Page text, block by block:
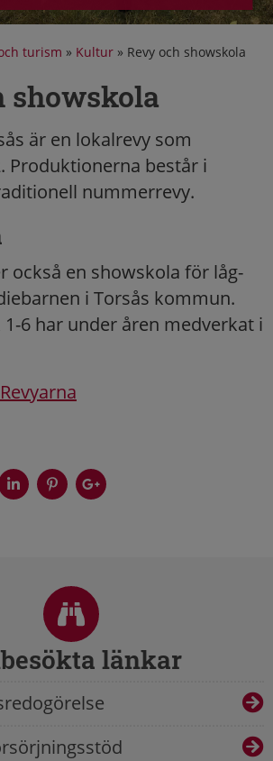
turism » Kultur » Revy och showskola
showskola
är en lokalrevy som
Produktionerna består i
nummerrevy.
också en showskola för låg-
i Torsås kommun.
1-6 har under åren medverkat i
länkar